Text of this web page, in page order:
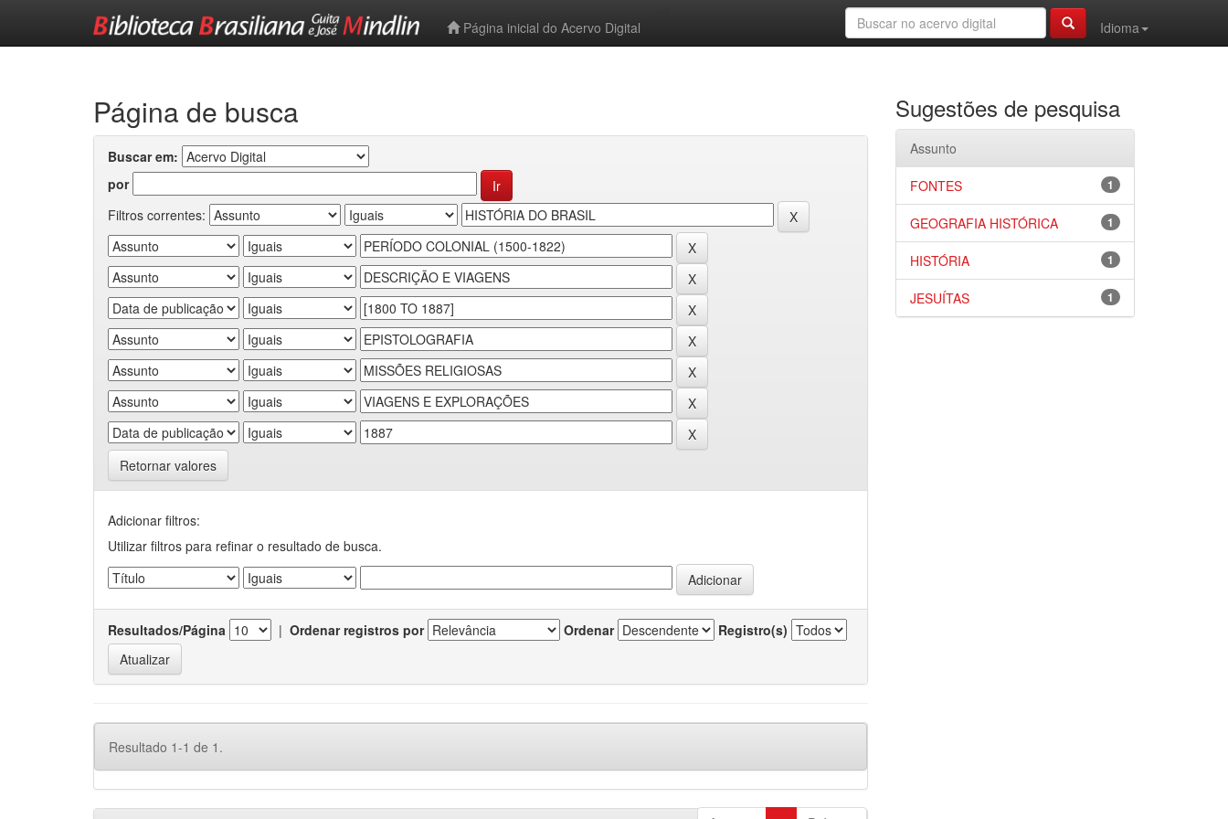
Página inicial do Acervo Digital
Idioma
Página de busca
Buscar em:
por
Filtros correntes:
Retornar valores
Adicionar filtros:
Utilizar filtros para refinar o resultado de busca.
Resultados/Página | Ordenar registros por Ordenar Registro(s)
Resultado 1-1 de 1.
Sugestões de pesquisa
Assunto
1
FONTES
1
GEOGRAFIA HISTÓRICA
1
HISTÓRIA
1
JESUÍTAS